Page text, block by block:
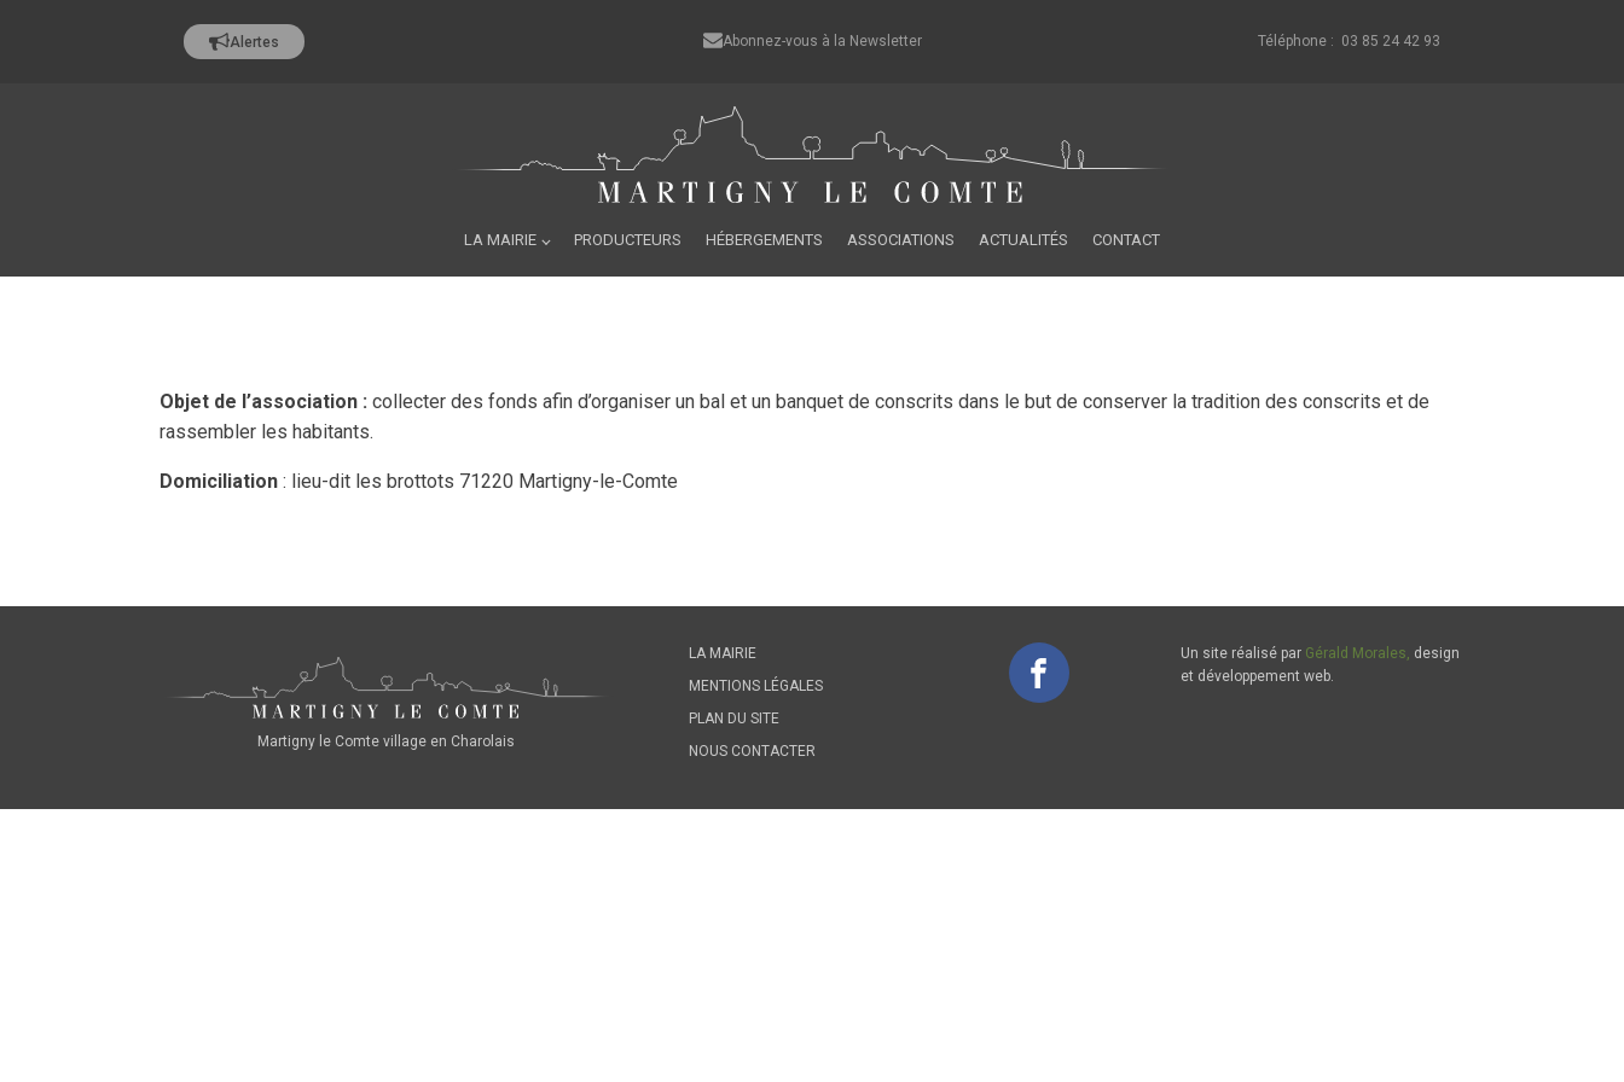
Alertes Abonnez-vous à la Newsletter Téléphone : 03 85 24 42 93
LA MAIRIE PRODUCTEURS HÉBERGEMENTS ASSOCIATIONS ACTUALITÉS CONTACT
Objet de l’association : collecter des fonds afin d’organiser un bal et un banquet de conscrits dans le but de conserver la tradition des conscrits et de
rassembler les habitants.
Domiciliation : lieu-dit les brottots 71220 Martigny-le-Comte
Martigny le Comte village en Charolais
LA MAIRIE
MENTIONS LÉGALES
PLAN DU SITE
NOUS CONTACTER
Un site réalisé par Gérald Morales, design
et développement web.